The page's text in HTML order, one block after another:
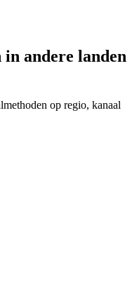
in andere landen
op regio, kanaal